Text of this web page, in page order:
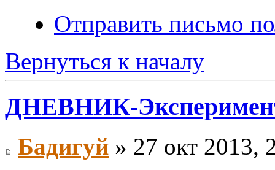
Отправить письмо
Вернуться к началу
ДНЕВНИК-
Бадигуй » 27 окт 2013,